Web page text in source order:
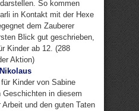
So kommen
in Kontakt mit der Hexe
dem Zauberer
Blick gut geschrieben,
Kinder ab 12. (288
Aktion)
Kinder von Sabine
Geschichten in diesem
und den guten Taten